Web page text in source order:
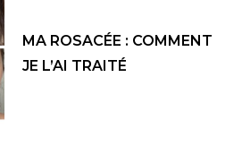
MA ROSACÉE : COMMENT
JE L’AI TRAITÉ